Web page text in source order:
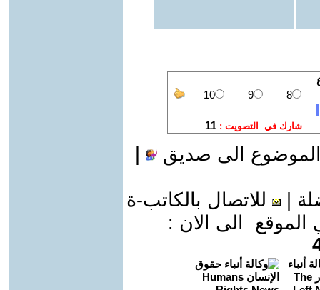
الى صديق
للاتصال بالكاتب-ة
الى الان :